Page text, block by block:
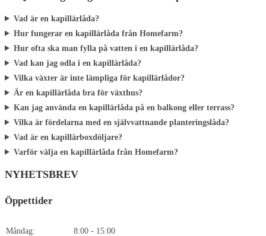
Vad är en kapillärlåda?
Hur fungerar en kapillärlåda från Homefarm?
Hur ofta ska man fylla på vatten i en kapillärlåda?
Vad kan jag odla i en kapillärlåda?
Vilka växter är inte lämpliga för kapillärlådor?
Är en kapillärlåda bra för växthus?
Kan jag använda en kapillärlåda på en balkong eller terrass?
Vilka är fördelarna med en självvattnande planteringslåda?
Vad är en kapillärboxdöljare?
Varför välja en kapillärlåda från Homefarm?
NYHETSBREV
Öppettider
Måndag:
8:00 - 15:00